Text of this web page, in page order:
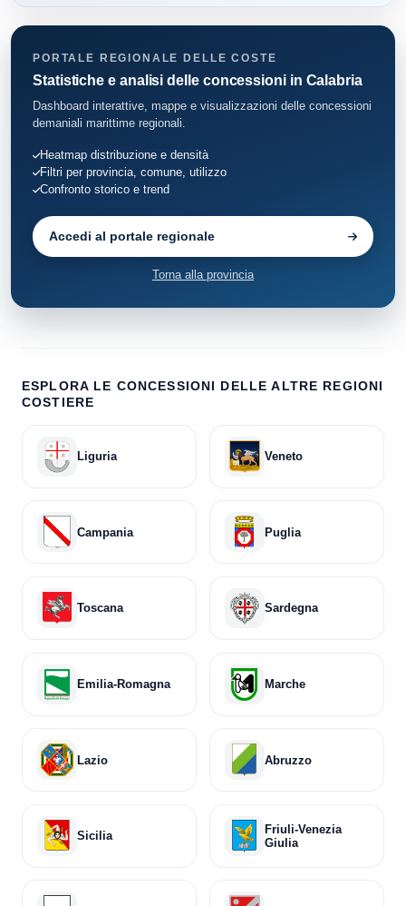
Diamante
Fiumefreddo Bruzio
Guardia Piemontese
Longobardi 5
Montegiordano 18
Rocca Imperiale 3
San Lucido
Santa Maria del Cedro
Tortora
Villapiana
Corigliano Rossano
PORTALE REGIONALE DELLE COSTE
Statistiche e analisi delle concessioni in Calabria
Dashboard interattive, mappe e visualizzazioni delle concessioni
demaniali marittime regionali.
Heatmap distribuzione e densità
Filtri per provincia, comune, utilizzo
Confronto storico e trend
Accedi al portale regionale
Torna alla provincia
ESPLORA LE CONCESSIONI DELLE ALTRE REGIONI
COSTIERE
Liguria Veneto
Campania Puglia
Toscana Sardegna
Emilia-Romagna Marche
Lazio Abruzzo
Sicilia
Friuli-Venezia
Giulia